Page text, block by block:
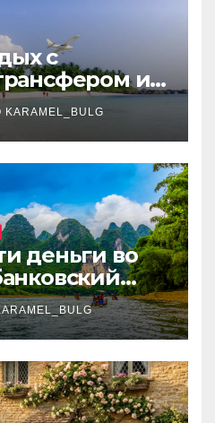
с
и
в
Таиланде
KARAMEL_BULG
деньги во
BIDV,
и другие